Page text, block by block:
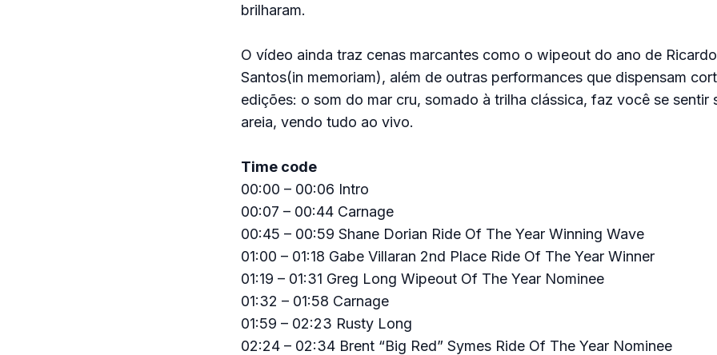
brilharam.
O vídeo ainda traz cenas marcantes como o wipeout do ano de
Santos(in memoriam), além de outras performances que dispensam
edições: o som do mar cru, somado à trilha clássica, faz você se sentir
areia, vendo tudo ao vivo.
Time code
00:00 – 00:06 Intro
00:07 – 00:44 Carnage
00:45 – 00:59 Shane Dorian Ride Of The Year Winning Wave
01:00 – 01:18 Gabe Villaran 2nd Place Ride Of The Year Winner
01:19 – 01:31 Greg Long Wipeout Of The Year Nominee
01:32 – 01:58 Carnage
01:59 – 02:23 Rusty Long
02:24 – 02:34 Brent “Big Red” Symes Ride Of The Year Nominee